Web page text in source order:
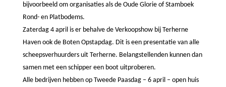
bijvoorbeeld om organisaties als de Oude Glorie of Stamboek
Rond- en Platbodems.
Zaterdag 4 april is er behalve de Verkoopshow bij Terherne
Haven ook de Boten Opstapdag. Dit is een presentatie van alle
scheepsverhuurders uit Terherne. Belangstellenden kunnen dan
samen met een schipper een boot uitproberen.
Alle bedrijven hebben op Tweede Paasdag – 6 april – open huis